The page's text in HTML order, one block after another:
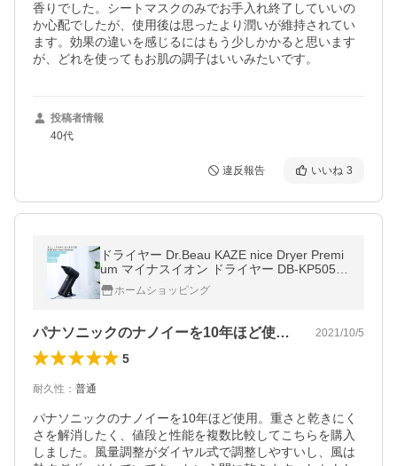
香りでした。シートマスクのみでお手入れ終了していいの
か心配でしたが、使用後は思ったより潤いが維持されてい
ます。効果の違いを感じるにはもう少しかかると思います
が、どれを使ってもお肌の調子はいいみたいです。
投稿者情報
40代
違反報告 いいね 3
ドライヤー Dr.Beau KAZE nice Dryer Premi
um マイナスイオン ドライヤー DB-KP505-B
当店オススメヘアケアドライヤー
ホームショッピング
パナソニックのナノイーを10年ほど使用… 2021/10/5
5
耐久性 ： 普通
パナソニックのナノイーを10年ほど使用。重さと乾きにく
さを解消したく、値段と性能を複数比較してこちらを購入
しました。風量調整がダイヤル式で調整しやすいし、風は